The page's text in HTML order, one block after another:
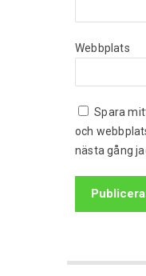
Webbplats
Spara
och
nästa gång